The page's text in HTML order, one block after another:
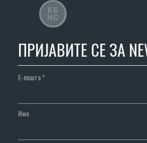
ПРИЈАВИТЕ СЕ ЗА
Е-пошта*
Име